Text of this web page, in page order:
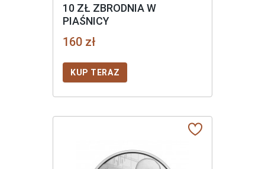
10 ZŁ ZBRODNIA W
PIAŚNICY
160 zł
KUP TERAZ